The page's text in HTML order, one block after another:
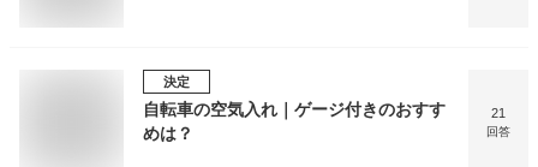
決定
自転車の空気入れ｜ゲージ付きのおすす
めは？
21
回答